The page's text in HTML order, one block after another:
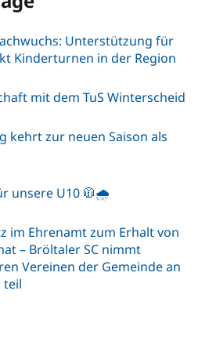
Unterstützung für
Kinderturnen in der Region
mit dem TuS Winterscheid
kehrt zur neuen Saison als
unsere U10 🧥🌧️
im Ehrenamt zum Erhalt von
– Bröltaler SC nimmt
Vereinen der Gemeinde an
teil